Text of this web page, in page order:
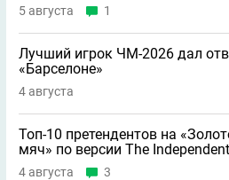
5 августа 1
Лучший игрок ЧМ-2026 дал
«Барселоне»
4 августа
Топ-10 претендентов на
мяч» по версии The Independent
4 августа 3